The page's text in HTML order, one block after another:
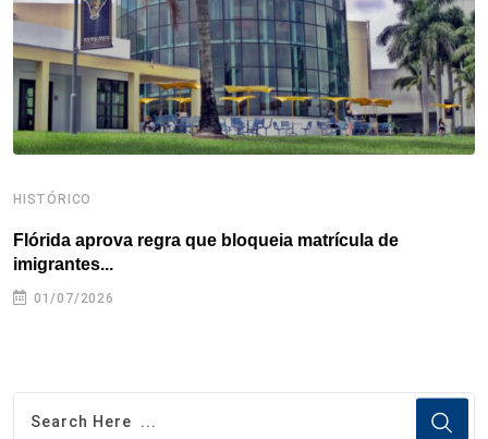
k n s p
HISTÓRICO
Flórida aprova regra que bloqueia matrícula de
imigrantes...
01/07/2026